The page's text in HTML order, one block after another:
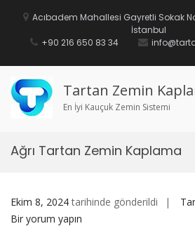
Acıbadem Mahallesi Gayretli Sokak
İstanbul
+90 216 650 83 34
Tartan Zemin
En İyi Kauçuk Zemin Sistemi
Ağrı Tartan Zemin Kaplama
Ekim 8, 2024tarihinde gönderildi
Bir yorum yapın